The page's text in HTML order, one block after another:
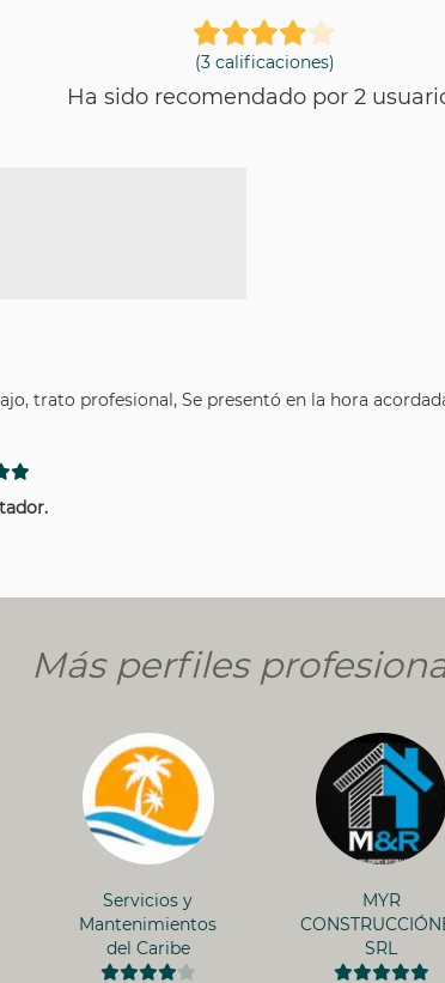
(3 calificaciones)
Ha sido recomendado por 2
trato profesional, Se presentó en la hora
Más perfiles
Servicios y
Mantenimientos
del Caribe
MYR
SRL